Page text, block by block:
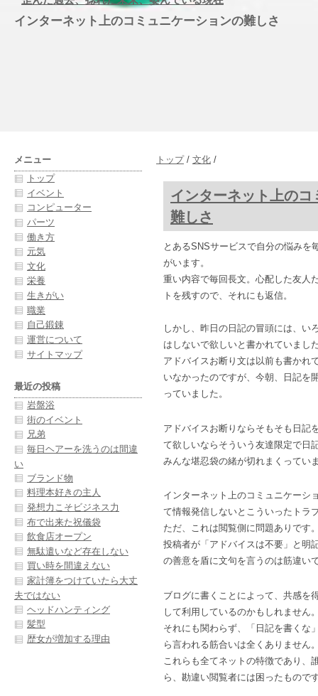
インターネット上のコミュニケーションの難しさ
トップ/ 文化 /
インターネット上の
難しさ
とあるSNSサービスで自分の悩みを
がいます。
重い内容で毎回長文。心配した友人
トを残すので、それにも返信。
しかし、昨日の日記の冒頭には、い
はしないで欲しいと書かれていまし
アドバイスお断り文は以前も書かれ
いなかったのですが、今朝、日記を
っていました。
アドバイスお断りならそもそも日記
て欲しいならそういう友達限定で日
みんな堪忍袋の緒が切れまくってい
インターネット上のコミュニケーシ
て情報発信しないとこういったトラ
ただ、これは閲覧側に問題ありです
投稿者が「アドバイスは不要」と明
の善意を盾に文句を言うのは筋違い
ブログに書くことによって、共感を
して利用しているのかもしれません
それにも関わらず、「日記を書くな
ら言われる筋合いは全くありません
これらも全てネットの特徴であり、
ら、勘違い閲覧者には困ったもので
メニュー
トップ
イベント
コンピューター
パーツ
働き方
元気
文化
栄養
生きがい
職業
自己鍛錬
運営について
サイトマップ
最近の投稿
岩盤浴
街のイベント
兄弟
毎日ヘアーを洗うのは間違
い
ブランド物
料理本好きの主人
発想力こそビジネス力
布で出来た祝儀袋
飲食店オープン
無駄遣いなど存在しない
買い時を間違えない
家計簿をつけていたら大丈
夫ではない
ヘッドハンティング
髪型
歴女が増加する理由